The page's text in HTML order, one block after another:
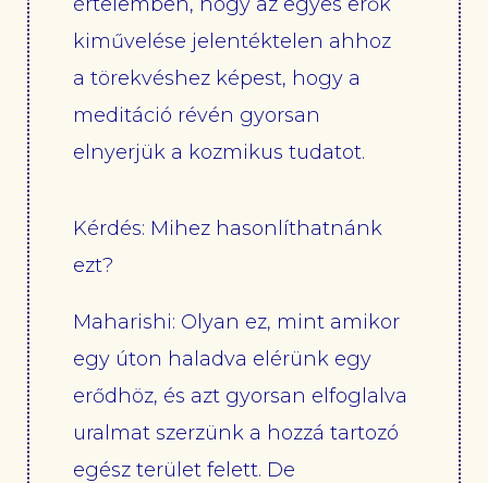
kiművelése jelentéktelen ahhoz
a törekvéshez képest, hogy a
meditáció révén gyorsan
elnyerjük a kozmikus tudatot.
Kérdés: Mihez hasonlíthatnánk
ezt?
Maharishi: Olyan ez, mint amikor
egy úton haladva elérünk egy
erődhöz, és azt gyorsan elfoglalva
uralmat szerzünk a hozzá tartozó
egész terület felett. De